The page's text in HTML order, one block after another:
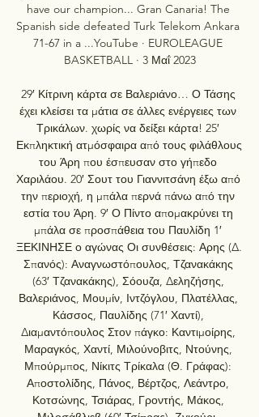
have our champion... Gran Canaria! The
Spanish side defeated Turk Telekom Ankara
71-67 in a ...YouTube · EUROLEAGUE
BASKETBALL · 3 Μαΐ 2023
29′ Κίτρινη κάρτα σε Βαλεριάνο… Ο Τάσης
έχει κλείσει τα μάτια σε άλλες ενέργειες των
Τρικάλων. χωρίς να δείξει κάρτα! 25′
Εκπληκτική ατμόσφαιρα από τους φιλάθλους
του Άρη που έσπευσαν στο γήπεδο
Χαριλάου. 20′ Σουτ του Γιαννιτσάνη έξω από
την περιοχή, η μπάλα περνά πάνω από την
εστία του Άρη. 9′ Ο Πίντο απομακρύνει τη
μπάλα σε προσπάθεια του Παυλίδη 1′
ΞΕΚΙΝΗΣΕ ο αγώνας Οι συνθέσεις: Αρης (Δ.
Σπανός): Αναγνωστόπουλος, Τζανακάκης
(63′ Τζανακάκης), Σόουζα, Δεληζήσης,
Βαλεριάνος, Μουμίν, Ιντζόγλου, Πλατέλλας,
Κάσσος, Παυλίδης (71′ Χαντί),
Διαμαντόπουλος Στον πάγκο: Καντιμοίρης,
Μαραγκός, Χαντί, Μιλούνοβιτς, Ντούνης,
Μπούρμπος, Νίκιτς Τρίκαλα (Θ. Γράφας):
Αποστολίδης, Πάνος, Βέρτζος, Λεάντρο,
Κοτσώνης, Τσιάρας, Γροντής, Μάκος,